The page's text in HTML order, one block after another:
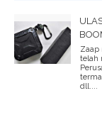
Zaap
telah
dll....